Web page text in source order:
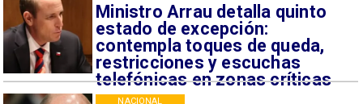
Ministro Arrau detalla quinto
estado de excepción:
contempla toques de queda,
restricciones y escuchas
telefónicas en zonas críticas
NACIONAL